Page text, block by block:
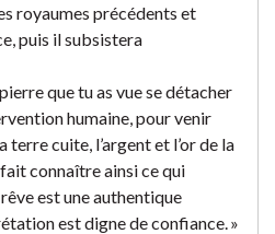
royaumes précédents et
puis il subsistera
pierre que tu as vue se détacher
humaine, pour venir
cuite, l’argent et l’or de la
connaître ainsi ce qui
est une authentique
est digne de confiance. »